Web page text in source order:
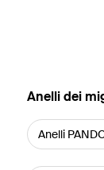
‪Anelli‬ dei
Anelli